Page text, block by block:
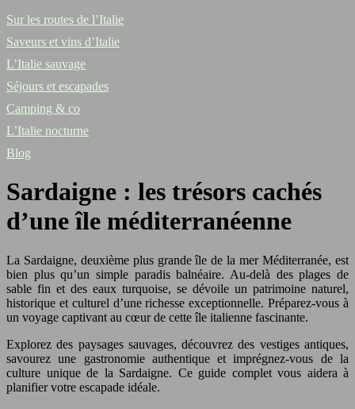
Sur les routes de l’Italie
Saveurs et vins d’Italie
L’Italie sauvage
Séjours et escapades
Camping & co
L’Italie nocturne
Blog
Sardaigne : les trésors cachés
d’une île méditerranéenne
La Sardaigne, deuxième plus grande île de la mer Méditerranée, est
bien plus qu’un simple paradis balnéaire. Au-delà des plages de
sable fin et des eaux turquoise, se dévoile un patrimoine naturel,
historique et culturel d’une richesse exceptionnelle. Préparez-vous à
un voyage captivant au cœur de cette île italienne fascinante.
Explorez des paysages sauvages, découvrez des vestiges antiques,
savourez une gastronomie authentique et imprégnez-vous de la
culture unique de la Sardaigne. Ce guide complet vous aidera à
planifier votre escapade idéale.